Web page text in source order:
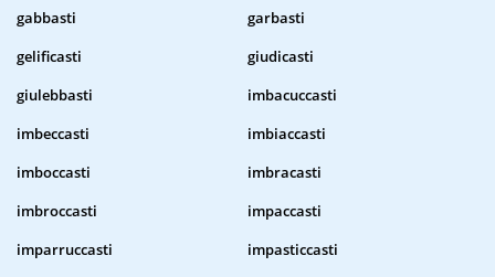
gabbasti
garbasti
gelificasti
giudicasti
giulebbasti
imbacuccasti
imbeccasti
imbiaccasti
imboccasti
imbracasti
imbroccasti
impaccasti
imparruccasti
impasticcasti